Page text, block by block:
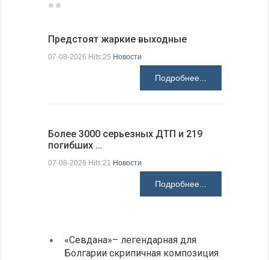
Предстоят жаркие выходные
07-08-2026 Hits:25 Новости
Подробнее...
Более 3000 серьезных ДТП и 219
погибших …
07-08-2026 Hits:21 Новости
Подробнее...
«Севдана»– легендарная для
Болгарии скрипичная композиция